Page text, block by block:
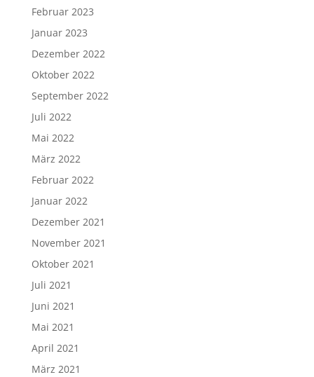
Februar 2023
Januar 2023
Dezember 2022
Oktober 2022
September 2022
Juli 2022
Mai 2022
März 2022
Februar 2022
Januar 2022
Dezember 2021
November 2021
Oktober 2021
Juli 2021
Juni 2021
Mai 2021
April 2021
März 2021